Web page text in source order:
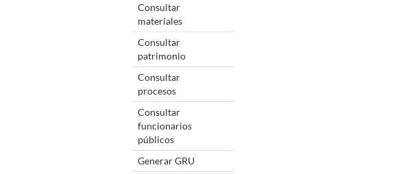
Consultar
materiales
Consultar
patrimonio
Consultar
procesos
Consultar
funcionarios
públicos
Generar GRU